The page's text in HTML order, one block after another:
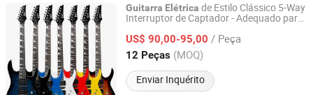
Guitarra Elétrica de Estilo Clássico 5-Way
Interruptor de Captador - Adequado para
US$ 90,00-95,00 / Peça
12 Peças (MOQ)
Enviar Inquérito
Huizhou Lecheng Development Co., Ltd
Guangdong, China Desde 2023